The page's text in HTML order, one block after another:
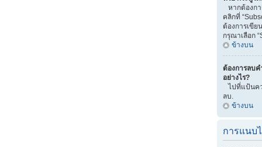
หากต้องก
คลิกที่
ต้องการเขีย
กรุณาเลือก
ข้างบน
ต้องการลบ
อย่างไร?
ไปที่แป้นค
ลบ.
ข้างบน
การแนบ